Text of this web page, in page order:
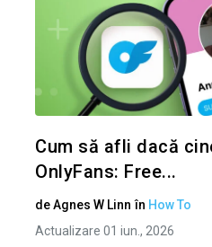
Cum să afli dacă
OnlyFans: Free...
deAgnes W Linn în How To
Actualizare 01 iun., 2026